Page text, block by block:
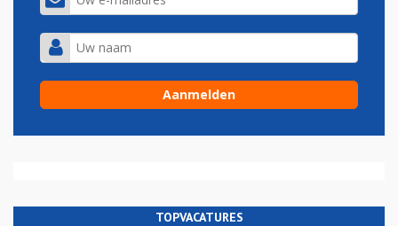
TOPVACATURES